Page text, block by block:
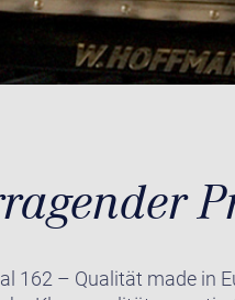
162 – Qualität made in